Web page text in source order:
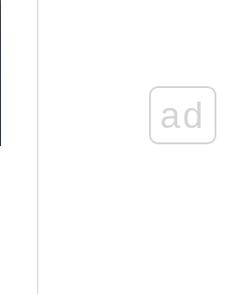
ad